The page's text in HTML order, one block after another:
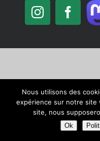
Instagram
Nous utilisons des
expérience sur notre site
site, nous
Ok